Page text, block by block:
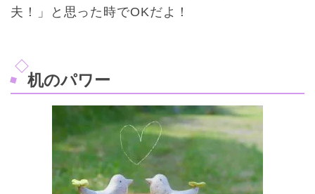
夫！」と思った時でOKだよ！
机のパワー